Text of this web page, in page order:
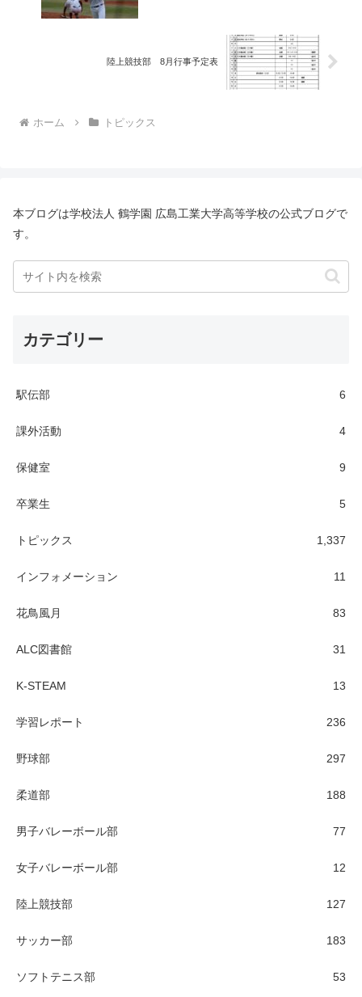
陸上競技部 8月行事予定表
ホーム トピックス
本ブログは学校法人 鶴学園 広島工業大学高等学校の公式ブログで
す。
カテゴリー
駅伝部 6
課外活動 4
保健室 9
卒業生 5
トピックス 1,337
インフォメーション 11
花鳥風月 83
ALC図書館 31
K-STEAM 13
学習レポート 236
野球部 297
柔道部 188
男子バレーボール部 77
女子バレーボール部 12
陸上競技部 127
サッカー部 183
ソフトテニス部 53